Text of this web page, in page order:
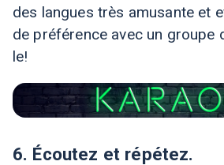
des langues très amusante et
de préférence avec un groupe
le!
6. Écoutez et répétez.